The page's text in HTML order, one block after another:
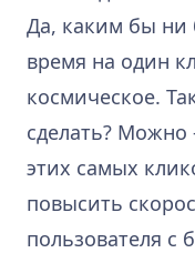
Да, каким бы ни
время на один
космическое.
сделать? Можно
этих самых
повысить
пользователя с